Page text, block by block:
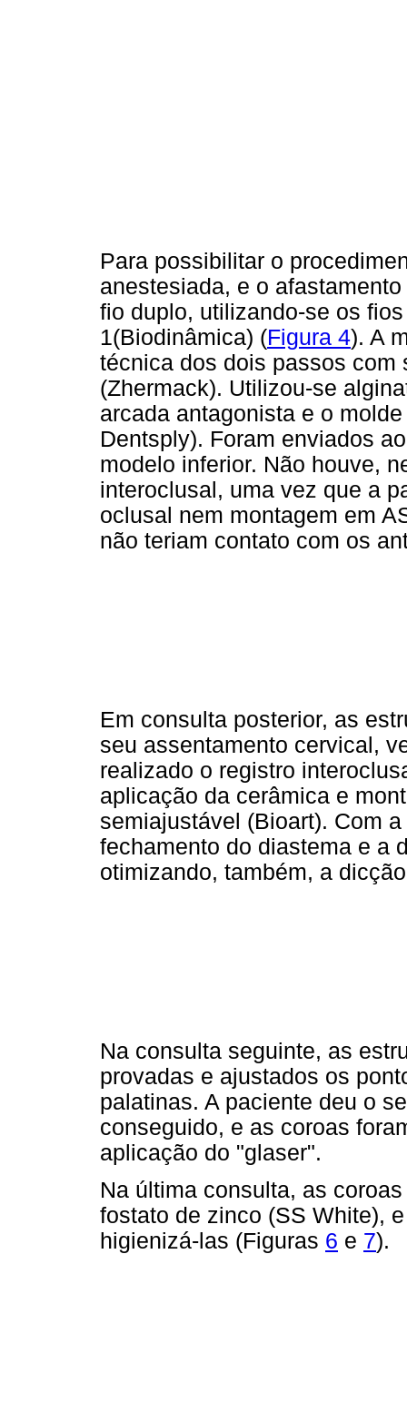
Para possibilitar o
anestesiada, e o
fio duplo, utilizando-se os
1(Biodinâmica) (Figura 4). A
técnica dos dois passos
(Zhermack). Utilizou-se
arcada antagonista e o
Dentsply). Foram enviados
modelo inferior. Não houve,
interoclusal, uma vez que a
oclusal nem montagem em
não teriam contato com os
Em consulta posterior, as
seu assentamento cervical,
realizado o registro
aplicação da cerâmica e
semiajustável (Bioart). Com
fechamento do diastema e a
otimizando, também, a
Na consulta seguinte, as
provadas e ajustados os
palatinas. A paciente deu o
conseguido, e as coroas
aplicação do "glaser".
Na última consulta, as
fostato de zinco (SS White),
higienizá-las (Figuras 6 e 7).